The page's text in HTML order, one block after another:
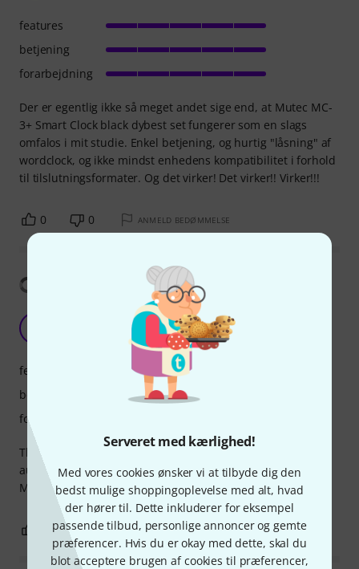
Serveret med kærlighed!
Med vores cookies ønsker vi at tilbyde dig den
bedst mulige shoppingoplevelse med alt, hvad
der hører til. Dette inkluderer for eksempel
passende tilbud, personlige annoncer og gemte
præferencer. Hvis du er okay med dette, skal du
blot acceptere brugen af cookies til præferencer,
Der er egentlig ikke så meget andet sige end, at Mutec MC-
3+ Smart Clock black dybest set fungerer som en slags
omfalos i mit studie. Enkel betjening, og hurtig "låsning" af
wordclock, og ikke mindst enhedens kompatibilitet i forhold
til tilslutningsformater. Og det virker! Det virker!! Virker!!!
features
betjening
forarbejdning
0 0 ANMELD BEDØMMELSE
Impressive performance
Hugo LL 28.02.2021
The unit provides all the signals expected, a noticeable
audio improvement is also noted.
Multiples clock can be send to different machines.
features
betjening
forarbejdning
0 ANMELD BEDØMMELSE